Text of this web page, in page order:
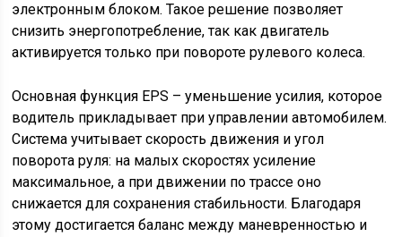
электронным блоком. Такое решение позволяет
снизить энергопотребление, так как двигатель
активируется только при повороте рулевого колеса.
Основная функция EPS – уменьшение усилия, которое
водитель прикладывает при управлении автомобилем.
Система учитывает скорость движения и угол
поворота руля: на малых скоростях усиление
максимальное, а при движении по трассе оно
снижается для сохранения стабильности. Благодаря
этому достигается баланс между маневренностью и